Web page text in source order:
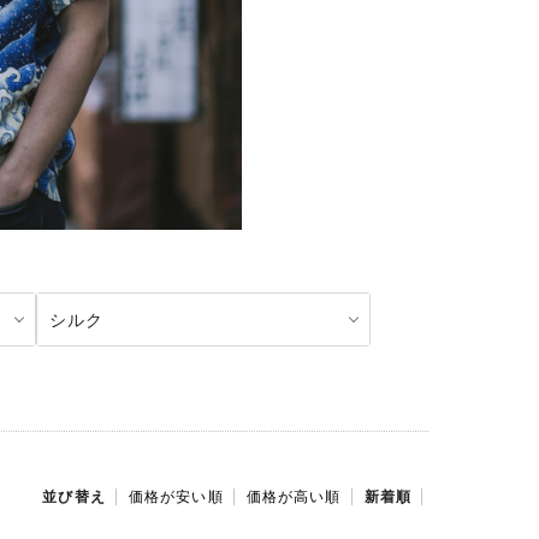
シルク
並び替え 価格が安い順 価格が高い順 新着順